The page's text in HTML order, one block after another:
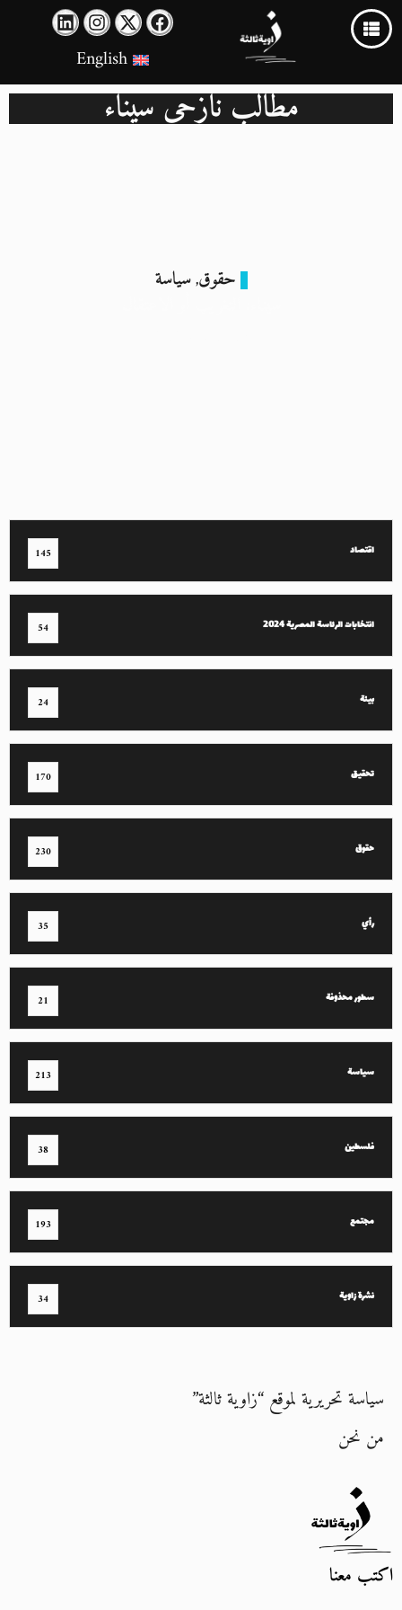
English
مطالب نازحي سيناء
حقوق,سياسة
اقتصاد 145
انتخابات الرئاسة المصرية 2024 54
بيئة 24
تحقيق 170
حقوق 230
رأي 35
سطور محذوفة 21
سياسة 213
فلسطين 38
مجتمع 193
نشرة زاوية 34
سياسة تحريرية لموقع “زاوية ثالثة”
من نحن
اكتب معنا